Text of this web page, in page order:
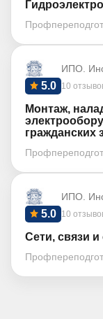
ИПО.
10
5.0
Монтаж,
гражданских
ИПО.
10
5.0
Сети, связи